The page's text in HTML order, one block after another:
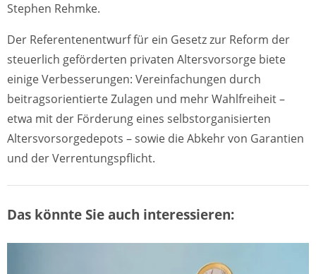
Stephen Rehmke.
Der Referentenentwurf für ein Gesetz zur Reform der
steuerlich geförderten privaten Altersvorsorge biete
einige Verbesserungen: Vereinfachungen durch
beitragsorientierte Zulagen und mehr Wahlfreiheit –
etwa mit der Förderung eines selbstorganisierten
Altersvorsorgedepots – sowie die Abkehr von Garantien
und der Verrentungspflicht.
Das könnte Sie auch interessieren: